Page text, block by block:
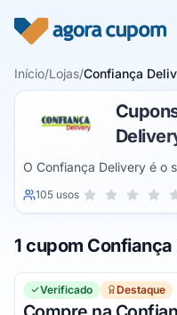
Início/Lojas/Confiança
O Confiança Delivery é o
Confiança, presente nas
produtos variados e de
105 usosSua nota para
4
3
2 estrelas
1 estrela
1 cupom
Verificado Destaque